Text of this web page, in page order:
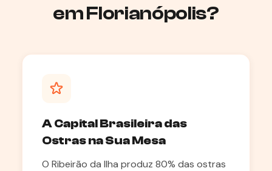
em Florianópolis?
A Capital Brasileira das
Ostras na Sua Mesa
O Ribeirão da Ilha produz 80% das ostras